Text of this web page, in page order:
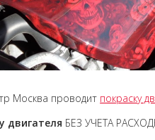
Москва проводит покраску
двигателя БЕЗ УЧЕТА